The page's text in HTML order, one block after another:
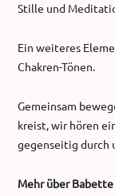
Stille und
Ein weiteres
Chakren-Tönen.
Gemeinsam
kreist, wir hören
gegenseitig durch
Mehr über